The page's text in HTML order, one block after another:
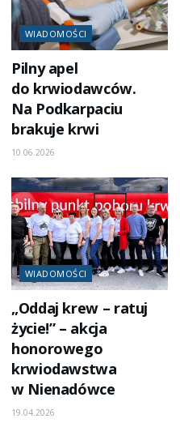
WIADOMOŚCI
Pilny apel
do krwiodawców.
Na Podkarpaciu
brakuje krwi
10.06.2026
WIADOMOŚCI
„Oddaj krew – ratuj
życie!” – akcja
honorowego
krwiodawstwa
w Nienadówce
19.04.2026